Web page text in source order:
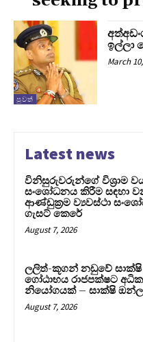
පුවත්
ඉල්ලා
March
Latest news
විනිසුරුවරුන්ගේ විශ්‍රාම
සංශෝධනය කිරීම සඳහා
ආණ්ඩුක්‍රම ව්‍යවස්ථා
ගැසට් කෙරේ
August 7, 2026
ලලිත්-කූගන් නඩුවේ සාක්ෂි
ගෝඨාභය රාජපක්ෂට
නියෝගයක් – සාක්ෂි
August 7, 2026